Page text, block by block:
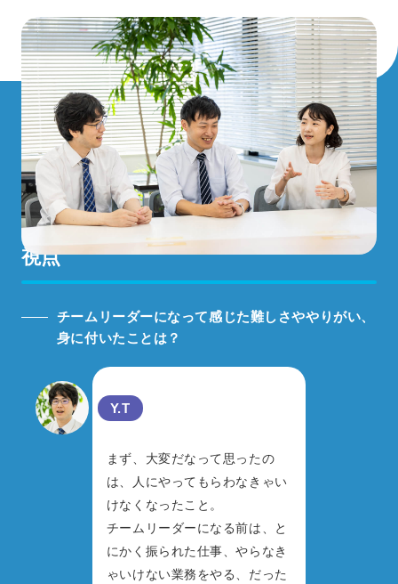
人を動かす難しさと楽しさ、リーダー
シップの取り方、
視野の広がり、会社
視点
チームリーダーになって感じた難しさややりがい、
身に付いたことは？
Y.T
まず、大変だなって思ったの
は、人にやってもらわなきゃい
けなくなったこと。
チームリーダーになる前は、と
にかく振られた仕事、やらなき
ゃいけない業務をやる、だった